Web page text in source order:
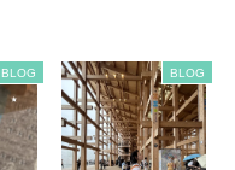
BLOG BLOG